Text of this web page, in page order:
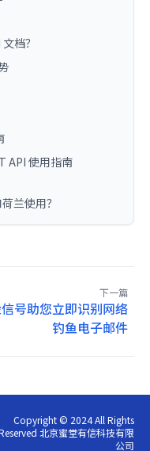
档？
API 使用指南
兰使用？
下一篇
号助您立即识别网络
钓鱼电子邮件
Copyright © 2024 All Rights
北京蜜堂有信科技有限
公司